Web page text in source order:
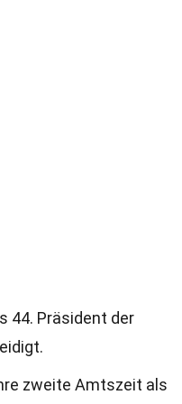
44. Präsident der
zweite Amtszeit als